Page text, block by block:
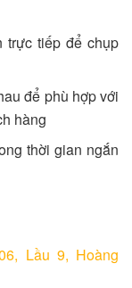
trực tiếp để chụp
để phù hợp với
hàng
thời gian ngắn
Lầu 9, Hoàng